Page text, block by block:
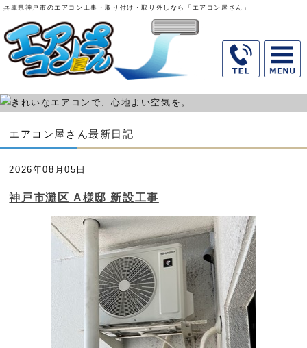
兵庫県神戸市のエアコン工事・取り付け・取り外しなら「エアコン屋さん」
エアコン屋さん最新日記
2026年08月05日
神戸市灘区 A様邸 新設工事